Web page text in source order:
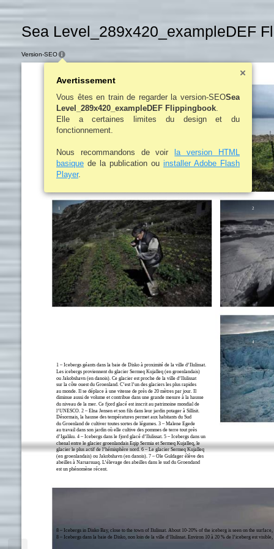
Sea Level_289x420_exampleDEF
8 – Icebergs in Disko Bay, close to the town of Ilulissat. About 10-20% of the iceberg is seen on the
8 – Icebergs dans la baie de Disko, non loin de la ville d’Ilulissat. Environ 10 à 20 % de l’iceberg est
1 2
4
1 – Icebergs géants dans la baie de Disko à proximité de la ville d’Ilulissat.
Les icebergs proviennent du glacier Sermeq Kujalleq (en groenlandais)
ou Jakobshavn (en danois). Ce glacier est proche de la ville d’Ilulissat
sur la côte ouest du Groenland. C’est l’un des glaciers les plus rapides
au monde. Il se déplace à une vitesse de près de 20 mètres par jour. Il
diminue aussi de volume et contribue dans une grande mesure à la hausse
du niveau de la mer. Ce fjord glacé est inscrit au patrimoine mondial de
l’UNESCO. 2 – Elna Jensen et son fils dans leur jardin potager à Sillisit.
Désormais, la hausse des températures permet aux habitants du Sud
du Groenland de cultiver toutes sortes de légumes. 3 – Malene Egede
au travail dans son jardin où elle cultive des pommes de terre tout près
d’Igaliku. 4 – Icebergs dans le fjord glacé d’Ilulissat. 5 – Icebergs dans un
chenal entre le glacier groenlandais Eqip Sermia et Sermeq Kujalleq, le
glacier le plus actif de l’hémisphère nord. 6 – Le glacier Sermeq Kujalleq
(en groenlandais) ou Jakobshavn (en danois). 7 – Ole Guldager élève des
abeilles à Narsarsuaq. L’élevage des abeilles dans le sud du Groendand
est un phénomène récent.
Version-SEO
Avertissement
Vous êtes en train de regarder la version-SEOSea
Level_289x420_exampleDEF Flippingbook.
Elle a certaines limites du design et du
fonctionnement.
Nous recommandons de voir
la version HTML
basique de la publication ou installer Adobe Flash
Player.